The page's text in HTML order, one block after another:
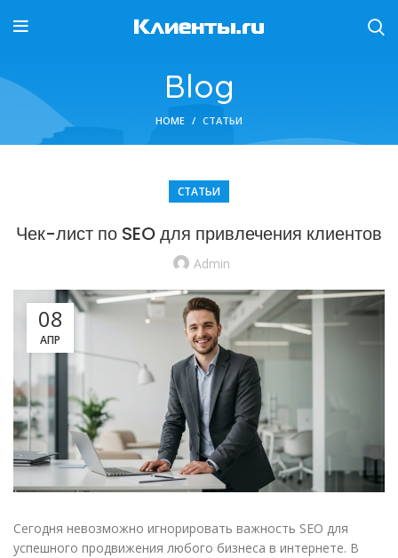
Blog
HOME СТАТЬИ
СТАТЬИ
Чек-лист по SEO для привлечения клиентов
Admin
08
АПР
Сегодня невозможно игнорировать важность SEO для
успешного продвижения любого бизнеса в интернете. В